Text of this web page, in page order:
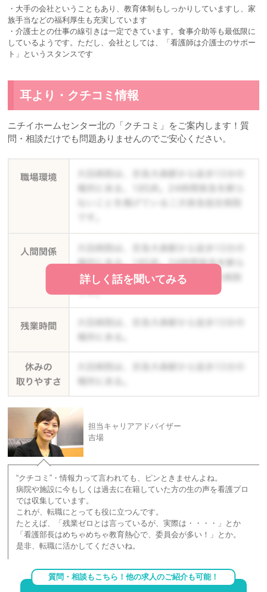
・大手の会社ということもあり、教育体制もしっかりしていますし、家
族手当などの福利厚生も充実しています
・介護士との仕事の線引きは一定できています。食事介助等も最低限に
しているようです。ただし、会社としては、「看護師は介護士のサポー
ト」というスタンスです
耳より・クチコミ情報
ニチイホームセンター北の「クチコミ」をご案内します！質
問・相談だけでも問題ありませんのでご安心ください。
詳しく話を聞いてみる
担当キャリアアドバイザー
吉場
“クチコミ”・情報力って言われても、ピンときませんよね。
病院や施設に今もしくは過去に在籍していた方の生の声を看護プロ
では収集しています。
これが、転職にとっても役に立つんです。
たとえば、「残業ゼロとは言っているが、実際は・・・・」とか
「看護部長はめちゃめちゃ教育熱心で、委員会が多い！」とか。
是非、転職に活かしてくださいね。
質問・相談もこちら！他の求人のご紹介も可能！